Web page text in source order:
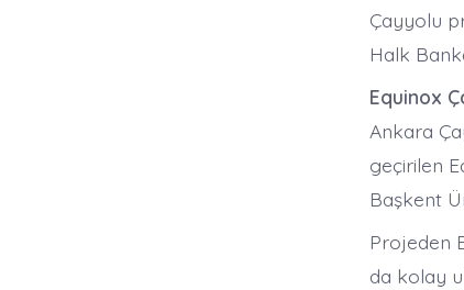
Çayyolu
Halk
Equinox
Ankara
geçirilen
Başkent
Projeden
da kolay